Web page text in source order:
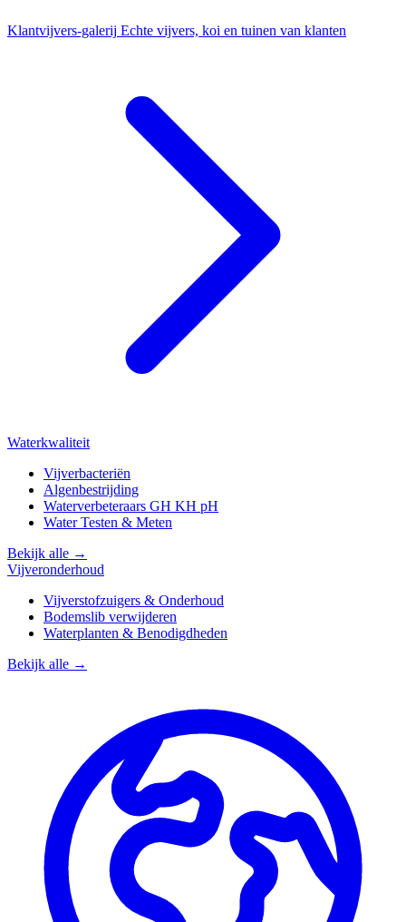
Klantvijvers-galerij Echte vijvers, koi en tuinen van klanten
Waterkwaliteit
Vijverbacteriën
Algenbestrijding
Waterverbeteraars GH KH pH
Water Testen & Meten
Bekijk alle →
Vijveronderhoud
Vijverstofzuigers & Onderhoud
Bodemslib verwijderen
Waterplanten & Benodigdheden
Bekijk alle →